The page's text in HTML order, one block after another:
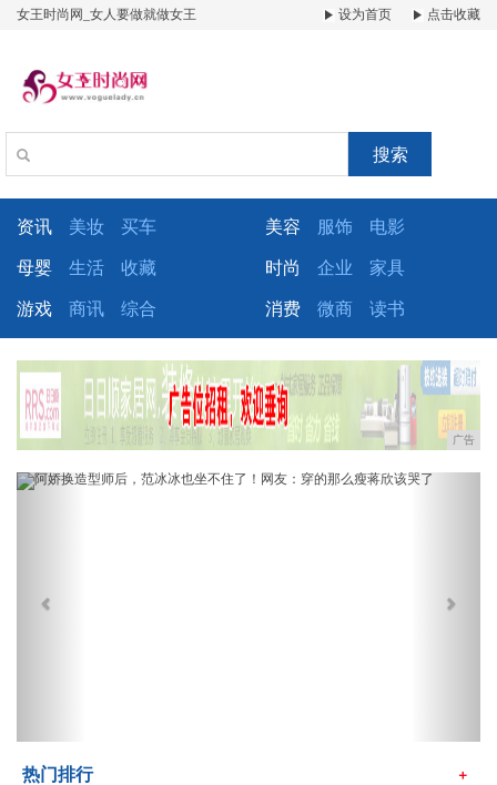
女王时尚网_女人要做就做女王 设为首页 点击收藏
搜索
资讯 美妆 买车 美容 服饰 电影
母婴 生活 收藏 时尚 企业 家具
游戏 商讯 综合 消费 微商 读书
广告
Previous
热门排行 ＋